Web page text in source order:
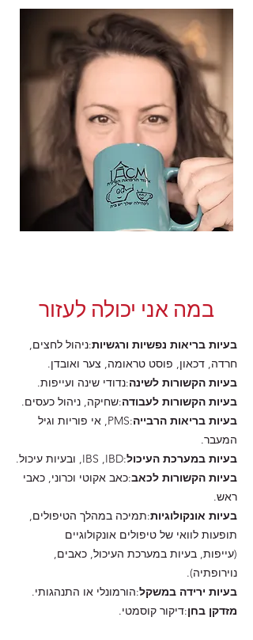
במה אני יכולה לעזור
בעיות בריאות נפשיות ורגשיות:ניהול לחצים,
חרדה, דכאון, פוסט טראומה, צער ואובדן.
בעיות הקשורות לשינה:נדודי שינה ועייפות.
בעיות הקשורות לעבודה:שחיקה, ניהול כעסים.
בעיות בריאות הרבייה:
PMS
, אי פוריות וגיל
המעבר.
בעיות במערכת העיכול:IBS ,IBD, ובעיות עיכול.
בעיות הקשורות לכאב:כאב אקוטי וכרוני, כאבי
ראש.
בעיות אונקולוגיות:תמיכה במהלך הטיפולים,
תופעות לוואי של טיפולים אונקולוגיים
(עייפות, בעיות במערכת העיכול, כאבים,
נוירופתיה).
בעיות ירידה במשקל:הורמונלי או התנהגותי.
מזדקן בחן:דיקור קוסמטי.